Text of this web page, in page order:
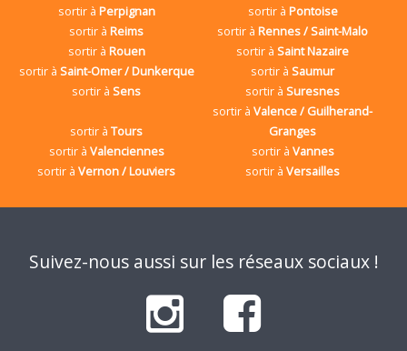
sortir à Perpignan sortir à Pontoise
sortir àReims sortir àRennes / Saint-Malo
sortir à Rouen sortir àSaint Nazaire
sortir à Saint-Omer / Dunkerque sortir àSaumur
sortir àSens sortir àSuresnes
sortir àTours
sortir àValence / Guilherand-
Granges
sortir à Valenciennes sortir à Vannes
sortir àVernon / Louviers sortir àVersailles
Suivez-nous aussi sur les réseaux sociaux !